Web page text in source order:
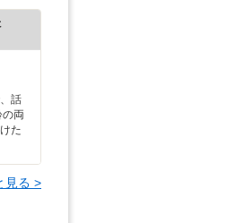
話
両
た
見る >